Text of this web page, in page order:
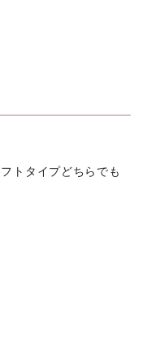
トタイプどちらでも